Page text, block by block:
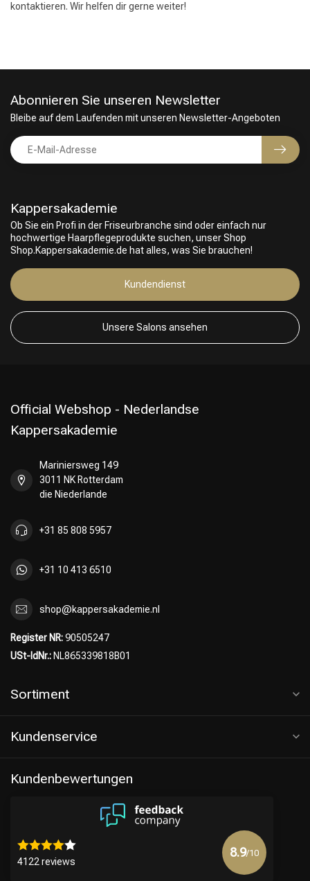
Friseurwahl
kontaktieren. Wir helfen dir gerne weiter!
Kappersakademie
Ob Sie ein Profi in der Friseurbranche sind oder einfach nur
hochwertige Haarpflegeprodukte suchen, unser Shop
Shop.Kappersakademie.de hat alles, was Sie brauchen!
Kundendienst
Unsere Salons ansehen
Abonnieren Sie unseren Newsletter
Bleibe auf dem Laufenden mit unseren Newsletter-Angeboten
Official Webshop - Nederlandse
Kappersakademie
Mariniersweg 149
3011 NK Rotterdam
die Niederlande
+31 85 808 5957
+31 10 413 6510
shop@kappersakademie.nl
Register NR:90505247
USt-IdNr.: NL865339818B01
Sortiment
Kundenservice
Kundenbewertungen
4122 reviews
8.9/10